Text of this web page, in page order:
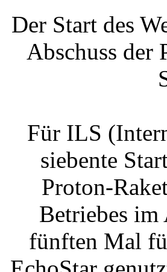
Der Start des
Abschuss der
Für ILS
siebente
Proton-
Betriebes
fünften Mal